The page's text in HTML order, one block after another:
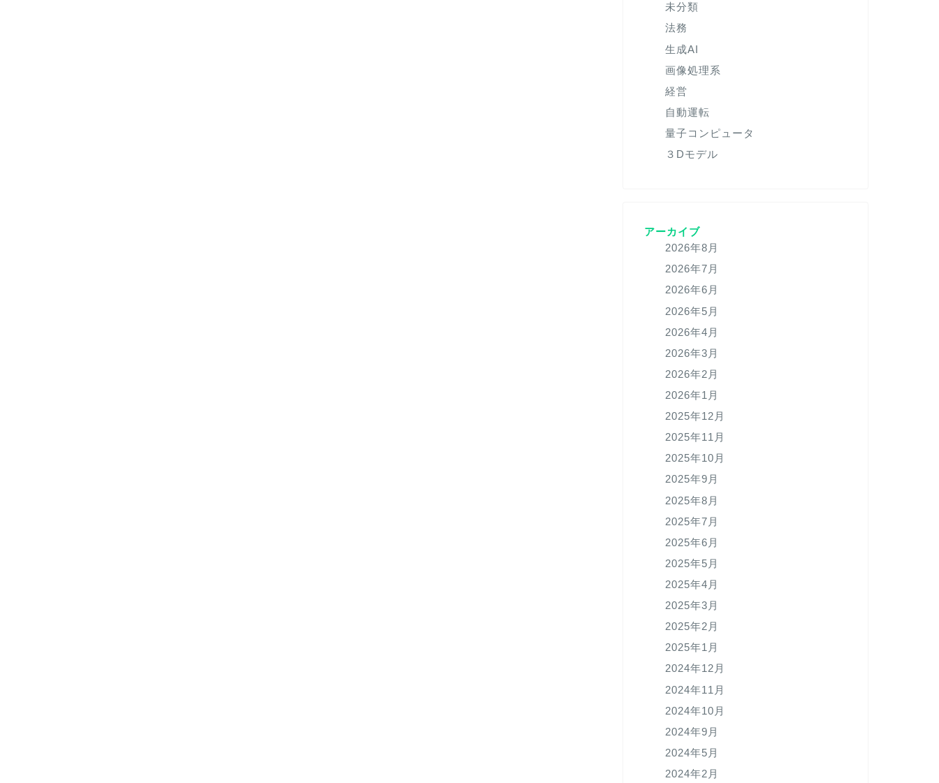
未分類
法務
生成AI
画像処理系
経営
自動運転
量子コンピュータ
３Dモデル
アーカイブ
2026年8月
2026年7月
2026年6月
2026年5月
2026年4月
2026年3月
2026年2月
2026年1月
2025年12月
2025年11月
2025年10月
2025年9月
2025年8月
2025年7月
2025年6月
2025年5月
2025年4月
2025年3月
2025年2月
2025年1月
2024年12月
2024年11月
2024年10月
2024年9月
2024年5月
2024年2月